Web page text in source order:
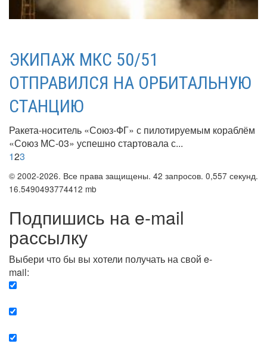
ЭКИПАЖ МКС 50/51
ОТПРАВИЛСЯ НА ОРБИТАЛЬНУЮ
СТАНЦИЮ
Ракета-носитель «Союз-ФГ» с пилотируемым кораблём
«Союз МС-03» успешно стартовала с...
123
© 2002-2026. Все права защищены. 42 запросов. 0,557 секунд.
16.5490493774412 mb
Подпишись на e-mail
рассылку
Выбери что бы вы хотели получать на свой e-
mail: